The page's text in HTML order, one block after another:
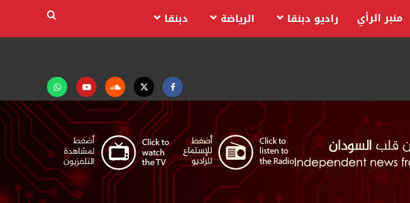
Facebook
Twitter
Soundcloud
Youtubeتابعنا
على
واتساب
منبر الرأي راديو دبنقا الرياضة دبنقا